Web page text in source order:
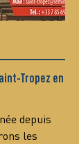
Tropez en
depuis
les